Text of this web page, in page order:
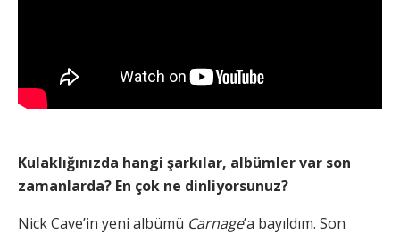
Kulaklığınızda hangi şarkılar, albümler var son
zamanlarda? En çok ne dinliyorsunuz?
Nick Cave’in yeni albümü Carnage’a bayıldım. Son